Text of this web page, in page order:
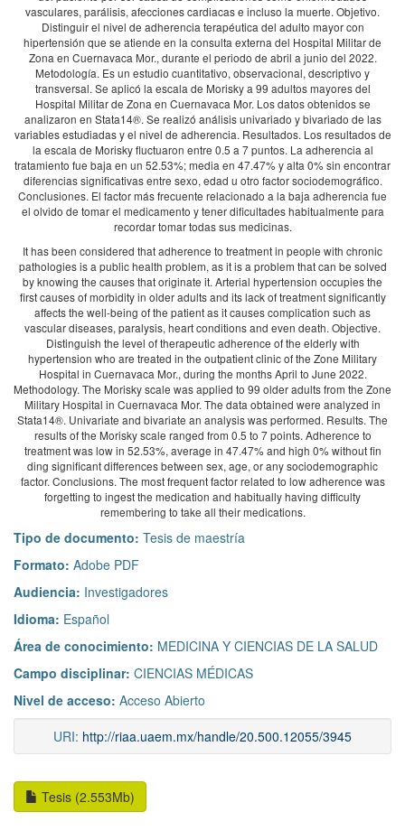
vasculares, parálisis, afecciones cardiacas e incluso la muerte. Objetivo.
Distinguir el nivel de adherencia terapéutica del adulto mayor con
hipertensión que se atiende en la consulta externa del Hospital Militar de
Zona en Cuernavaca Mor., durante el periodo de abril a junio del 2022.
Metodología. Es un estudio cuantitativo, observacional, descriptivo y
transversal. Se aplicó la escala de Morisky a 99 adultos mayores del
Hospital Militar de Zona en Cuernavaca Mor. Los datos obtenidos se
analizaron en Stata14®. Se realizó análisis univariado y bivariado de las
variables estudiadas y el nivel de adherencia. Resultados. Los resultados de
la escala de Morisky fluctuaron entre 0.5 a 7 puntos. La adherencia al
tratamiento fue baja en un 52.53%; media en 47.47% y alta 0% sin encontrar
diferencias significativas entre sexo, edad u otro factor sociodemográfico.
Conclusiones. El factor más frecuente relacionado a la baja adherencia fue
el olvido de tomar el medicamento y tener dificultades habitualmente para
recordar tomar todas sus medicinas.
It has been considered that adherence to treatment in people with chronic
pathologies is a public health problem, as it is a problem that can be solved
by knowing the causes that originate it. Arterial hypertension occupies the
first causes of morbidity in older adults and its lack of treatment significantly
affects the well-being of the patient as it causes complication such as
vascular diseases, paralysis, heart conditions and even death. Objective.
Distinguish the level of therapeutic adherence of the elderly with
hypertension who are treated in the outpatient clinic of the Zone Military
Hospital in Cuernavaca Mor., during the months April to June 2022.
Methodology. The Morisky scale was applied to 99 older adults from the Zone
Military Hospital in Cuernavaca Mor. The data obtained were analyzed in
Stata14®. Univariate and bivariate an analysis was performed. Results. The
results of the Morisky scale ranged from 0.5 to 7 points. Adherence to
treatment was low in 52.53%, average in 47.47% and high 0% without fin
ding significant differences between sex, age, or any sociodemographic
factor. Conclusions. The most frequent factor related to low adherence was
forgetting to ingest the medication and habitually having difficulty
remembering to take all their medications.
Tipo de documento: Tesis de maestría
Formato: Adobe PDF
Audiencia: Investigadores
Idioma: Español
Área de conocimiento: MEDICINA Y CIENCIAS DE LA SALUD
Campo disciplinar: CIENCIAS MÉDICAS
Nivel de acceso: Acceso Abierto
URI: http://riaa.uaem.mx/handle/20.500.12055/3945
Tesis (2.553Mb)